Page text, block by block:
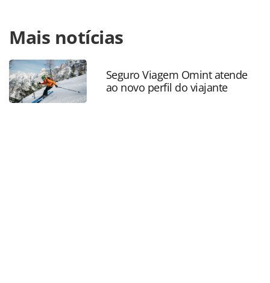
https://www.panrotas.com.br/mercado/economia-e-
politica/2026/05/embratur-e-abav-firmam-acordo-para-
promover-destinos-brasileiros-no-exterior_228639.html ou
as ferramentas oferecidas na página. Todo o conteúdo
produzido pela PANROTAS Editora é protegido pela
legislação brasileira sobre direito autoral. Não reproduza o
Mais notícias
Seguro Viagem Omint atende
ao novo perfil do viajante